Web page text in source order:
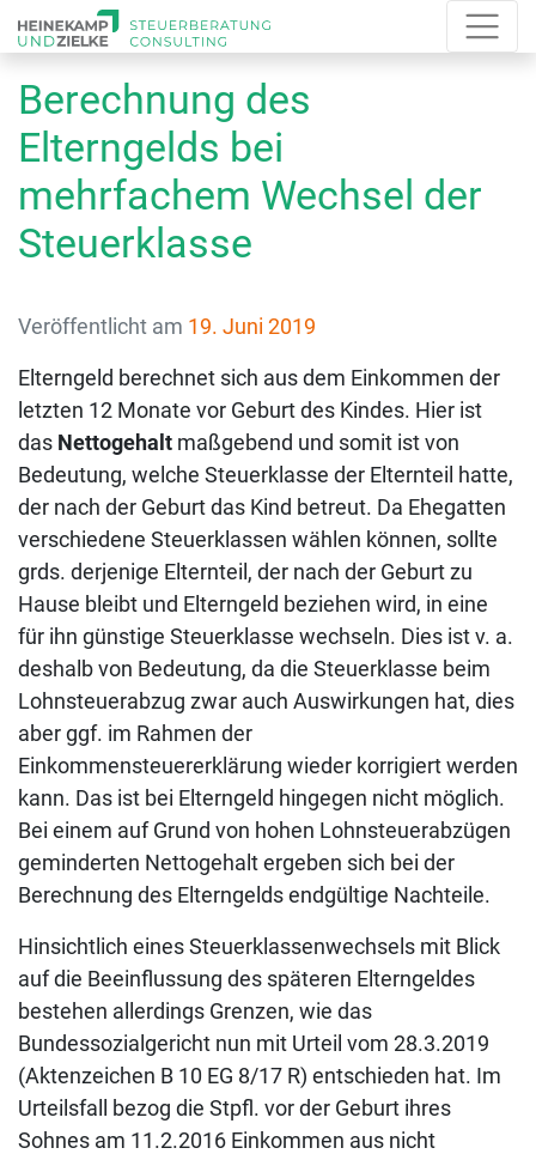
Berechnung des
Elterngelds bei
mehrfachem Wechsel der
Steuerklasse
Veröffentlicht am 19. Juni 2019
Elterngeld berechnet sich aus dem Einkommen der
letzten 12 Monate vor Geburt des Kindes. Hier ist
das Nettogehalt maßgebend und somit ist von
Bedeutung, welche Steuerklasse der Elternteil hatte,
der nach der Geburt das Kind betreut. Da Ehegatten
verschiedene Steuerklassen wählen können, sollte
grds. derjenige Elternteil, der nach der Geburt zu
Hause bleibt und Elterngeld beziehen wird, in eine
für ihn günstige Steuerklasse wechseln. Dies ist v. a.
deshalb von Bedeutung, da die Steuerklasse beim
Lohnsteuerabzug zwar auch Auswirkungen hat, dies
aber ggf. im Rahmen der
Einkommensteuererklärung wieder korrigiert werden
kann. Das ist bei Elterngeld hingegen nicht möglich.
Bei einem auf Grund von hohen Lohnsteuerabzügen
geminderten Nettogehalt ergeben sich bei der
Berechnung des Elterngelds endgültige Nachteile.
Hinsichtlich eines Steuerklassenwechsels mit Blick
auf die Beeinflussung des späteren Elterngeldes
bestehen allerdings Grenzen, wie das
Bundessozialgericht nun mit Urteil vom 28.3.2019
(Aktenzeichen B 10 EG 8/17 R) entschieden hat. Im
Urteilsfall bezog die Stpfl. vor der Geburt ihres
Sohnes am 11.2.2016 Einkommen aus nicht